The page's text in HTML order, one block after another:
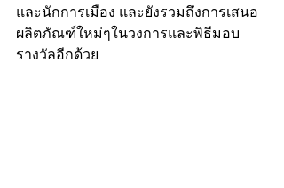
และนักการเมือง และยังรวมถึงการเสนอ
ผลิตภัณฑ์ใหม่ๆในวงการและพิธีมอบ
รางวัลอีกด้วย